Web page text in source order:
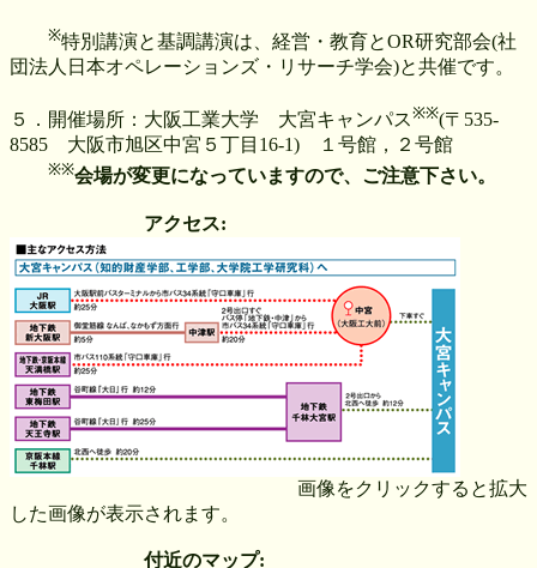
※特別講演と基調講演は、経営・教育とOR研究部会(社
団法人日本オペレーションズ・リサーチ学会)と共催です。
５．開催場所：大阪工業大学 大宮キャンパス※※(〒535-
8585 大阪市旭区中宮５丁目16-1) １号館，２号館
※※会場が変更になっていますので、ご注意下さい。
アクセス:
画像をクリックすると拡大
した画像が表示されます。
付近のマップ: